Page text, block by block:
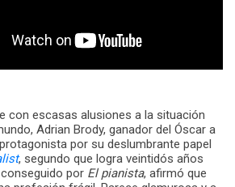
con escasas alusiones a la situación
Adrian Brody, ganador del Óscar a
por su deslumbrante papel
, segundo que logra veintidós años
por El pianista, afirmó que